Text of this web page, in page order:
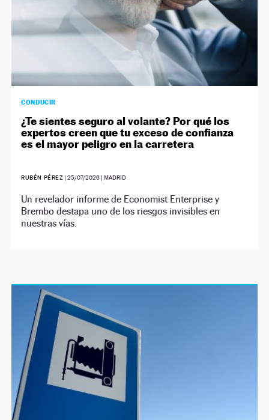
CONDUCIR
¿Te sientes seguro al volante? Por qué los
expertos creen que tu exceso de confianza
es el mayor peligro en la carretera
RUBÉN PÉREZ |25/07/2026 | MADRID
Un revelador informe de Economist Enterprise y
Brembo destapa uno de los riesgos invisibles en
nuestras vías.